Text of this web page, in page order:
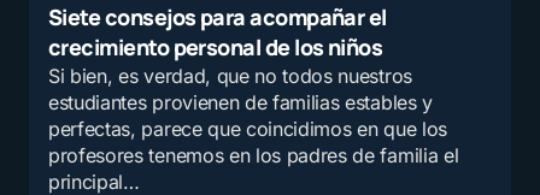
Siete consejos para acompañar el
crecimiento personal de los niños
Si bien, es verdad, que no todos nuestros
estudiantes provienen de familias estables y
perfectas, parece que coincidimos en que los
profesores tenemos en los padres de familia el
principal…